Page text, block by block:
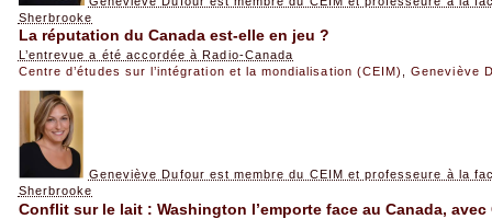
Sherbrooke
La réputation du Canada est-elle en jeu ?
L’entrevue a été accordée à Radio-Canada
Centre d’études sur l’intégration et la mondialisation (CEIM)
,Geneviève
Geneviève Dufour est membre du CEIM et professeure à la
Sherbrooke
Conflit sur le lait : Washington l’emporte face au Canada,